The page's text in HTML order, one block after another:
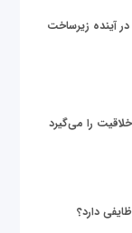
زیر پوست دنیای داده؛ نقش سرور HP در آینده زیرساخت
را می‌گیرد
دارد؟